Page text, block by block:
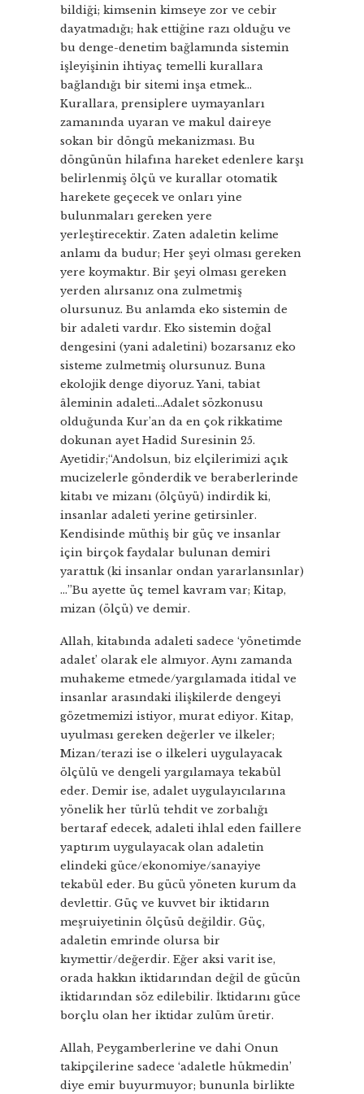
bildiği; kimsenin kimseye zor ve cebir
dayatmadığı; hak ettiğine razı olduğu ve
bu denge-denetim bağlamında sistemin
işleyişinin ihtiyaç temelli kurallara
bağlandığı bir sitemi inşa etmek…
Kurallara, prensiplere uymayanları
zamanında uyaran ve makul daireye
sokan bir döngü mekanizması. Bu
döngünün hilafına hareket edenlere karşı
belirlenmiş ölçü ve kurallar otomatik
harekete geçecek ve onları yine
bulunmaları gereken yere
yerleştirecektir. Zaten adaletin kelime
anlamı da budur; Her şeyi olması gereken
yere koymaktır. Bir şeyi olması gereken
yerden alırsanız ona zulmetmiş
olursunuz. Bu anlamda eko sistemin de
bir adaleti vardır. Eko sistemin doğal
dengesini (yani adaletini) bozarsanız eko
sisteme zulmetmiş olursunuz. Buna
ekolojik denge diyoruz. Yani, tabiat
âleminin adaleti…Adalet sözkonusu
olduğunda Kur’an da en çok rikkatime
dokunan ayet Hadid Suresinin 25.
Ayetidir;“Andolsun, biz elçilerimizi açık
mucizelerle gönderdik ve beraberlerinde
kitabı ve mizanı (ölçüyü) indirdik ki,
insanlar adaleti yerine getirsinler.
Kendisinde müthiş bir güç ve insanlar
için birçok faydalar bulunan demiri
yarattık (ki insanlar ondan yararlansınlar)
…”Bu ayette üç temel kavram var; Kitap,
mizan (ölçü) ve demir.
Allah, kitabında adaleti sadece ‘yönetimde
adalet’ olarak ele almıyor. Aynı zamanda
muhakeme etmede/yargılamada itidal ve
insanlar arasındaki ilişkilerde dengeyi
gözetmemizi istiyor, murat ediyor. Kitap,
uyulması gereken değerler ve ilkeler;
Mizan/terazi ise o ilkeleri uygulayacak
ölçülü ve dengeli yargılamaya tekabül
eder. Demir ise, adalet uygulayıcılarına
yönelik her türlü tehdit ve zorbalığı
bertaraf edecek, adaleti ihlal eden faillere
yaptırım uygulayacak olan adaletin
elindeki güce/ekonomiye/sanayiye
tekabül eder. Bu gücü yöneten kurum da
devlettir. Güç ve kuvvet bir iktidarın
meşruiyetinin ölçüsü değildir. Güç,
adaletin emrinde olursa bir
kıymettir/değerdir. Eğer aksi varit ise,
orada hakkın iktidarından değil de gücün
iktidarından söz edilebilir. İktidarını güce
borçlu olan her iktidar zulüm üretir.
Allah, Peygamberlerine ve dahi Onun
takipçilerine sadece ‘adaletle hükmedin’
diye emir buyurmuyor; bununla birlikte